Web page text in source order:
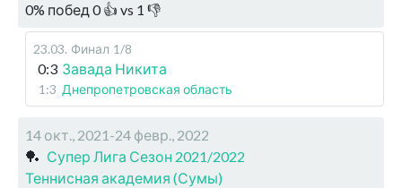
0% побед 0👍 vs 1 👎
23.03. Финал 1/8
0:3 Завада Никита
1:3 Днепропетровская область
14 окт., 2021-24 февр., 2022
🏓 Супер Лига Сезон 2021/2022
Теннисная академия (Сумы)